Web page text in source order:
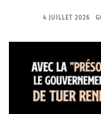
4 JUILLET 2026